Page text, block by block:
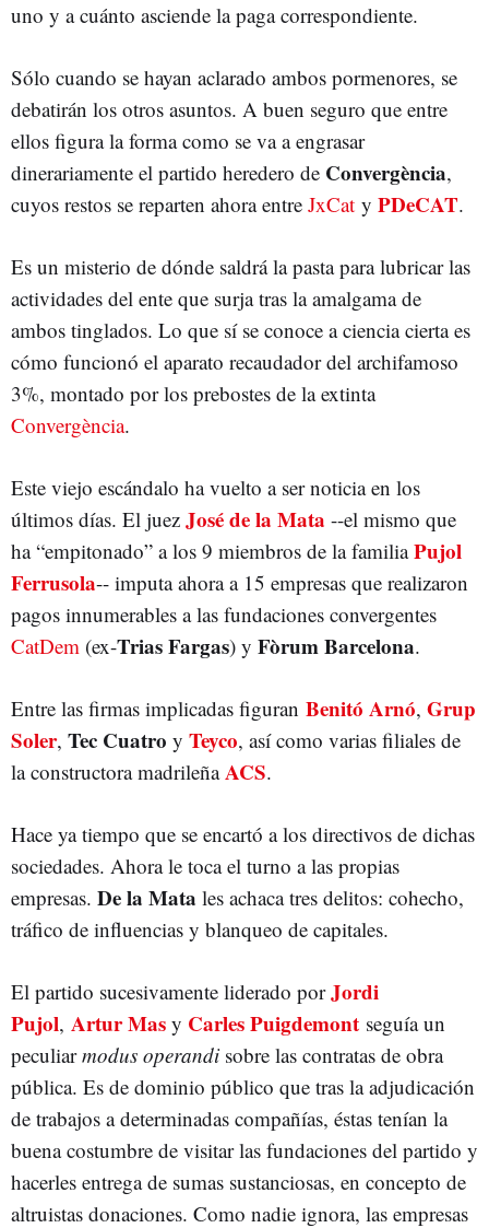
uno y a cuánto asciende la paga correspondiente.
Sólo cuando se hayan aclarado ambos pormenores, se
debatirán los otros asuntos. A buen seguro que entre
ellos figura la forma como se va a engrasar
dinerariamente el partido heredero de Convergència,
cuyos restos se reparten ahora entre JxCat y PDeCAT.
Es un misterio de dónde saldrá la pasta para lubricar las
actividades del ente que surja tras la amalgama de
ambos tinglados. Lo que sí se conoce a ciencia cierta es
cómo funcionó el aparato recaudador del archifamoso
3%, montado por los prebostes de la extinta
Convergència.
Este viejo escándalo ha vuelto a ser noticia en los
últimos días. El juez José de la Mata --el mismo que
ha “empitonado” a los 9 miembros de la familiaPujol
Ferrusola-- imputa ahora a 15 empresas que realizaron
pagos innumerables a las fundaciones convergentes
CatDem (ex-Trias Fargas) y Fòrum Barcelona.
Entre las firmas implicadas figuran Benitó Arnó, Grup
Soler, Tec Cuatro y Teyco, así como varias filiales de
la constructora madrileñaACS.
Hace ya tiempo que se encartó a los directivos de dichas
sociedades. Ahora le toca el turno a las propias
empresas. De la Mata les achaca tres delitos: cohecho,
tráfico de influencias y blanqueo de capitales.
El partido sucesivamente liderado porJordi
Pujol, Artur Mas y Carles Puigdemont seguía un
peculiarmodus operandi sobre las contratas de obra
pública. Es de dominio público que tras la adjudicación
de trabajos a determinadas compañías, éstas tenían la
buena costumbre de visitar las fundaciones del partido y
hacerles entrega de sumas sustanciosas, en concepto de
altruistas donaciones. Como nadie ignora, las empresas